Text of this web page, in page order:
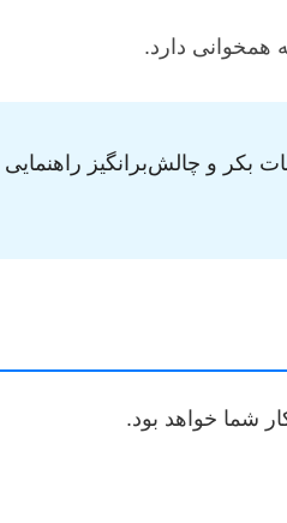
همخوانی دارد.
بکر و چالش‌برانگیز
شما خواهد بود.